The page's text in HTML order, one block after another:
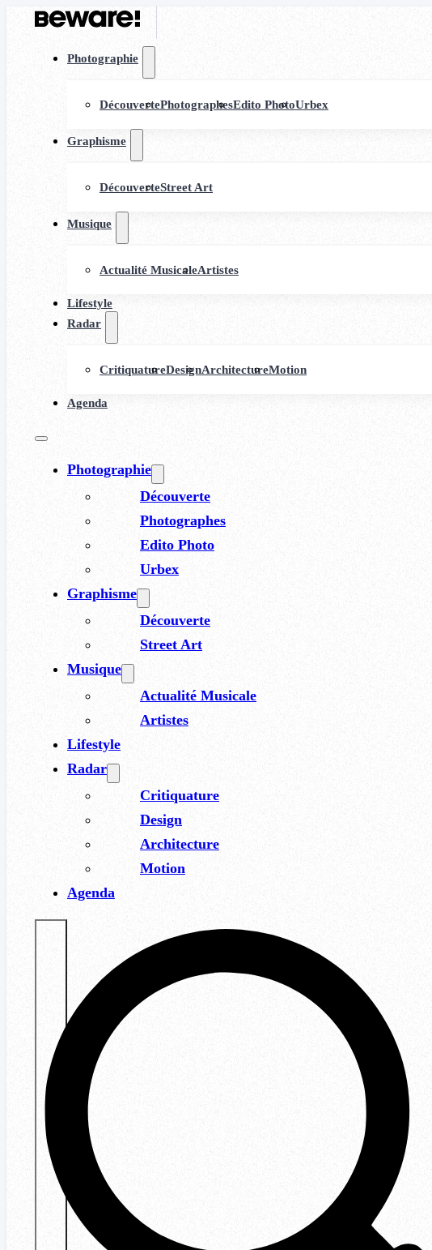
Photographie
DécouvertePhotographesEdito PhotoUrbex
Graphisme
DécouverteStreet Art
Musique
Actualité MusicaleArtistes
Lifestyle
Radar
CritiquatureDesignArchitectureMotion
Agenda
Photographie
Découverte
Photographes
Edito Photo
Urbex
Graphisme
Découverte
Street Art
Musique
Actualité Musicale
Artistes
Lifestyle
Radar
Critiquature
Design
Architecture
Motion
Agenda